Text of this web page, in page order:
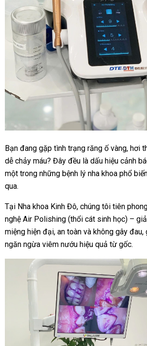
Bạn đang gặp tình trạng răng ố vàng, hơi
dễ chảy máu? Đây đều là dấu hiệu cảnh
một trong những bệnh lý nha khoa phổ
qua.
Tại Nha khoa Kinh Đô, chúng tôi tiên
nghệ Air Polishing (thổi cát sinh học) –
miệng hiện đại, an toàn và không gây đau,
ngăn ngừa viêm nướu hiệu quả từ gốc.